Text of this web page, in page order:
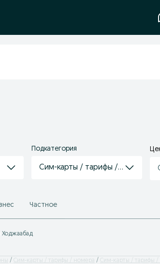
Подкатегория
Сим-карты / тарифы / номера
Частное
Сим-карты / тарифы / номера
Сим-карты / тарифы /